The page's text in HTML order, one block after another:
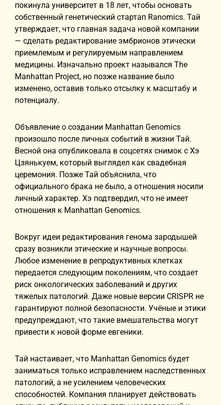
покинула университет в 18 лет, чтобы основать
собственный генетический стартап Ranomics. Тай
утверждает, что главная задача новой компании
— сделать редактирование эмбрионов этически
приемлемым и регулируемым направлением
медицины. Изначально проект назывался The
Manhattan Project, но позже название было
изменено, оставив только отсылку к масштабу и
потенциалу.
Объявление о создании Manhattan Genomics
произошло после личных событий в жизни Тай.
Весной она опубликовала в соцсетях снимок с Хэ
Цзянькуем, который выглядел как свадебная
церемония. Позже Тай объяснила, что
официального брака не было, а отношения носили
личный характер. Хэ подтвердил, что не имеет
отношения к Manhattan Genomics.
Вокруг идеи редактирования генома зародышей
сразу возникли этические и научные вопросы.
Любое изменение в репродуктивных клетках
передается следующим поколениям, что создает
риск онкологических заболеваний и других
тяжелых патологий. Даже новые версии CRISPR не
гарантируют полной безопасности. Учёные и этики
предупреждают, что такие вмешательства могут
привести к новой форме евгеники.
Тай настаивает, что Manhattan Genomics будет
заниматься только исправлением наследственных
патологий, а не усилением человеческих
способностей. Компания планирует действовать